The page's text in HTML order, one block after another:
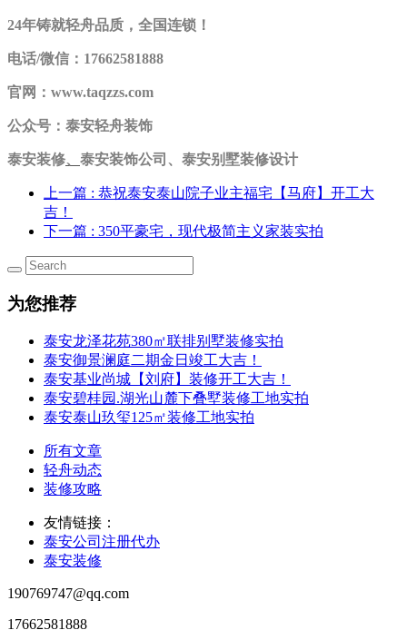
24年铸就轻舟品质，全国连锁！
电话/微信：17662581888
官网：www.taqzzs.com
公众号：泰安轻舟装饰
泰安装修、 泰安装饰公司、泰安别墅装修设计
上一篇 : 恭祝泰安泰山院子业主福宅【马府】开工大
吉！
下一篇 : 350平豪宅，现代极简主义家装实拍
为您推荐
泰安龙泽花苑380㎡联排别墅装修实拍
泰安御景澜庭二期金日竣工大吉！
泰安基业尚城【刘府】装修开工大吉！
泰安碧桂园.湖光山麓下叠墅装修工地实拍
泰安泰山玖玺125㎡装修工地实拍
所有文章
轻舟动态
装修攻略
友情链接：
泰安公司注册代办
泰安装修
190769747@qq.com
17662581888